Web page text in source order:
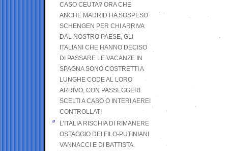
CASO CEUTA? ORA CHE
ANCHE MADRID HA SOSPESO
SCHENGEN PER CHI ARRIVA
DAL NOSTRO PAESE, GLI
ITALIANI CHE HANNO DECISO
DI PASSARE LE VACANZE IN
SPAGNA SONO COSTRETTI A
LUNGHE CODE AL LORO
ARRIVO, CON PASSEGGERI
SCELTI A CASO O INTERI AEREI
CONTROLLATI
L’ITALIA RISCHIA DI RIMANERE
OSTAGGIO DEI FILO-PUTINIANI
VANNACCI E DI BATTISTA.